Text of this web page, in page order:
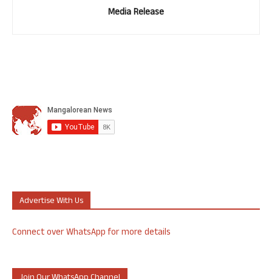
Media Release
Advertise With Us
Connect over WhatsApp for more details